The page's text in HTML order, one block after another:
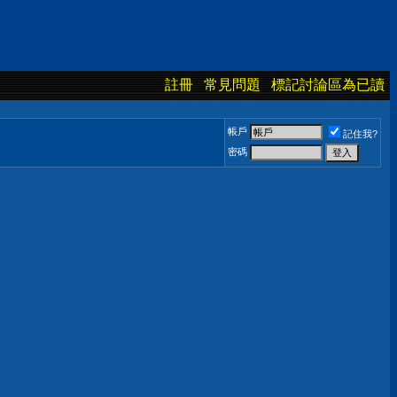
註冊 常見問題 標記討論區為已讀
帳戶
記住我?
密碼